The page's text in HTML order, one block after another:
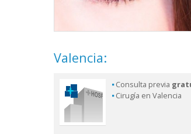
Valencia:
Consulta previa
Cirugía en Valencia